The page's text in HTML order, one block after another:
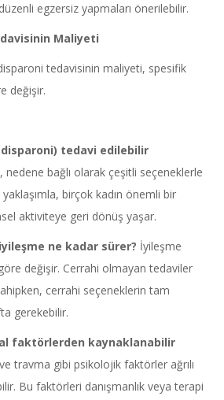
egzersiz yapmaları önerilebilir.
Maliyeti
tedavisinin maliyeti, spesifik
değişir.
tedavi edilebilir
nedene bağlı olarak çeşitli seçeneklerle
birçok kadın önemli bir
aktiviteye geri dönüş yaşar.
ne kadar sürer? İyileşme
değişir. Cerrahi olmayan tedaviler
cerrahi seçeneklerin tam
gerekebilir.
faktörlerden kaynaklanabilir
travma gibi psikolojik faktörler ağrılı
Bu faktörleri danışmanlık veya terapi